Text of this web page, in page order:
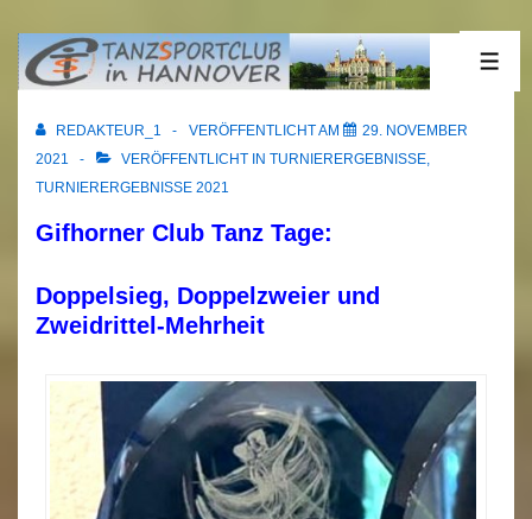
Zum
Inhalt21.11.2021 Gifhorn
REDAKTEUR_1 VERÖFFENTLICHT AM
29. NOVEMBER
2021
VERÖFFENTLICHT IN TURNIERERGEBNISSE,
TURNIERERGEBNISSE 2021
Gifhorner Club Tanz Tage:
Doppelsieg, Doppelzweier und
Zweidrittel-Mehrheit